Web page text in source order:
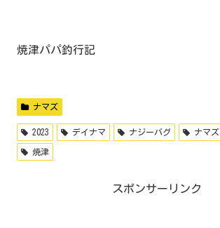
焼津パパ釣行記
ナマズ
2023 デイナマ ナジーバグ ナマズ
焼津
スポンサーリンク